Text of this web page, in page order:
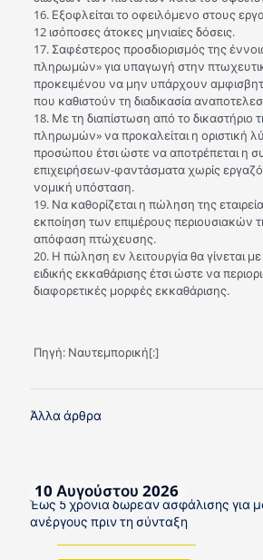
16. Εξοφλείται το οφειλόμενο στους
12 ισόποσες άτοκες μηνιαίες δόσεις.
17. Σαφέστερος προσδιορισμός της
πληρωμών» για υπαγωγή στην
προκειμένου να μην υπάρχουν
που καθιστούν τη διαδικασία
18. Με τη διαπίστωση από το δικαστήριο
πληρωμών» να προκαλείται η οριστική
προσώπου έτσι ώστε να αποτρέπεται η
επιχειρήσεων-φαντάσματα χωρίς
νομική υπόσταση.
19. Να καθορίζεται η πώληση της
εκποίηση των επιμέρους περιουσιακών
απόφαση πτώχευσης.
20. Η πώληση εν λειτουργία θα γίνεται με
ειδικής εκκαθάρισης έτσι ώστε να
διαφορετικές μορφές εκκαθάρισης.
Πηγή: Ναυτεμπορική[:]
Άλλα άρθρα
10 Αυγούστου 2026
Έως 5 χρόνια δωρεάν ασφάλισης για
ανέργους πριν τη σύνταξη